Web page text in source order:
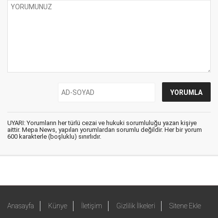
UYARI: Yorumların her türlü cezai ve hukuki sorumluluğu yazan kişiye
aittir. Mepa News, yapılan yorumlardan sorumlu değildir. Her bir yorum
600 karakterle (boşluklu) sınırlıdır.
Anasayfa Künye İletişim Gizlilik İlkeleri Sitene Ekle